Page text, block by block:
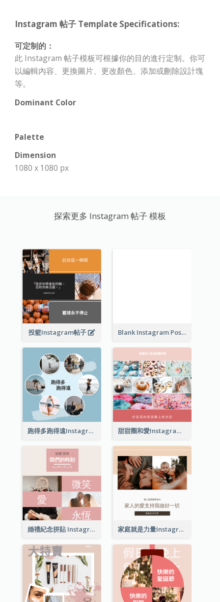
Instagram 帖子 Template Specifications:
可定制的：
此 Instagram 帖子模板可根據你的目的進行定制。你可
以編輯內容、更換圖片、更改顏色、添加或刪除設計塊
等。
Dominant Color
Palette
Dimension
1080 x 1080 px
探索更多 Instagram 帖子 模板
投籃Instagram帖子 Blank Instagram Post
跑得多跑得遠Instagram帖子 甜甜圈和愛Instagram帖子
婚禮紀念拼貼 Instagram 帖子 家庭就是力量Instagram帖子